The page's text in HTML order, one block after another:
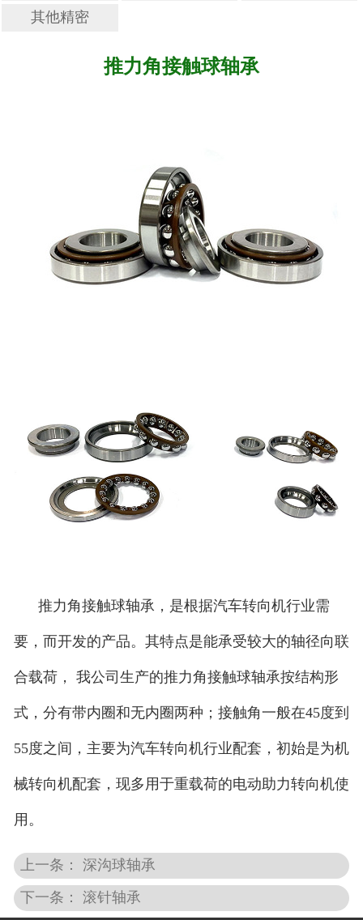
其他精密
推力角接触球轴承
推力角接触球轴承，是根据汽车转向机行业需
要，而开发的产品。其特点是能承受较大的轴径向联
合载荷， 我公司生产的推力角接触球轴承按结构形
式，分有带内圈和无内圈两种；接触角一般在45度到
55度之间，主要为汽车转向机行业配套，初始是为机
械转向机配套，现多用于重载荷的电动助力转向机使
用。
上一条： 深沟球轴承
下一条： 滚针轴承